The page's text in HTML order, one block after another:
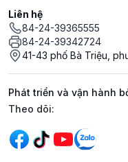
Liên hệ
84-24-39365555
84-24-39342724
41-43 phố Bà Triệu,
Phát triển và vận hành
Mạng xã hội
Theo dõi: